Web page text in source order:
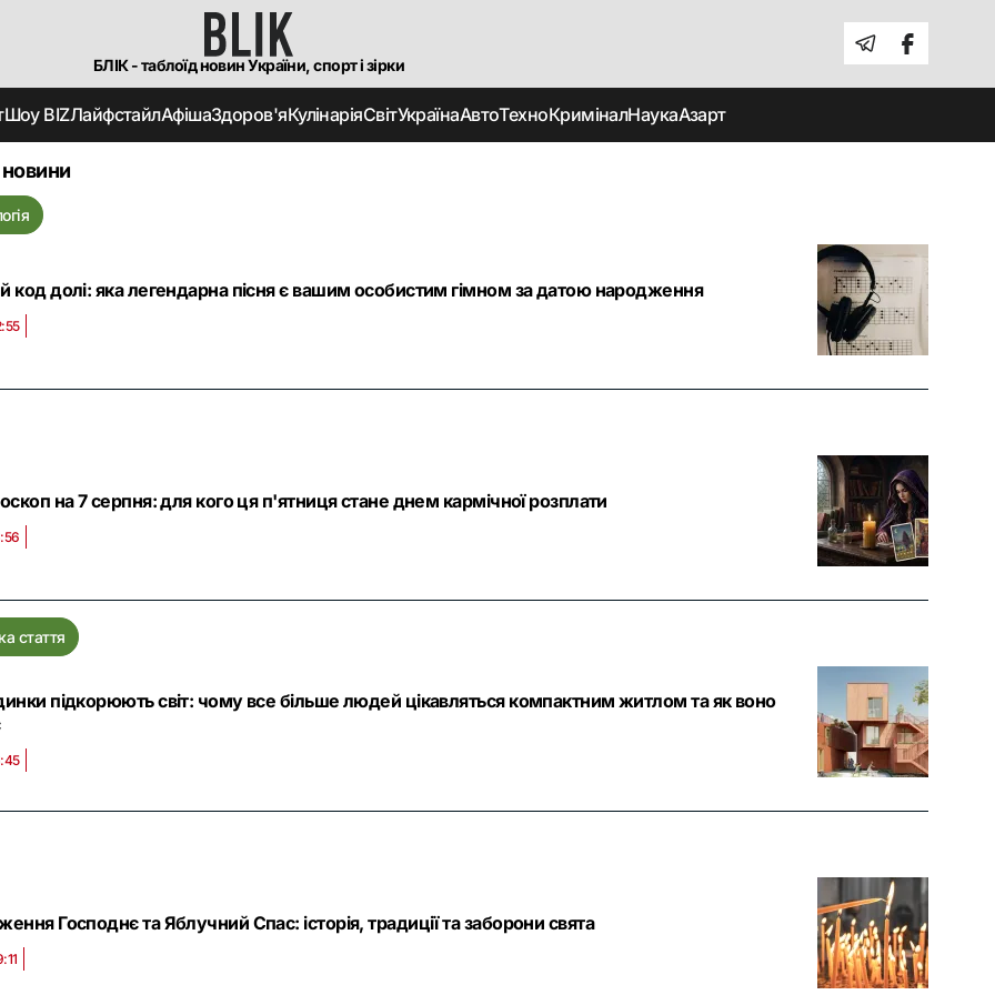
БЛІК - таблоїд новин України, спорт і зірки
Шоу BIZЛайфстайлАфішаЗдоров'яКулінаріяСвітУкраїнаАвтоТехноКриміналНаукаАзарт
код долі: яка легендарна пісня є вашим особистим гімном за датою народження
на 7 серпня: для кого ця п'ятниця стане днем кармічної розплати
стаття
підкорюють світ: чому все більше людей цікавляться компактним житлом та як воно
Господнє та Яблучний Спас: історія, традиції та заборони свята